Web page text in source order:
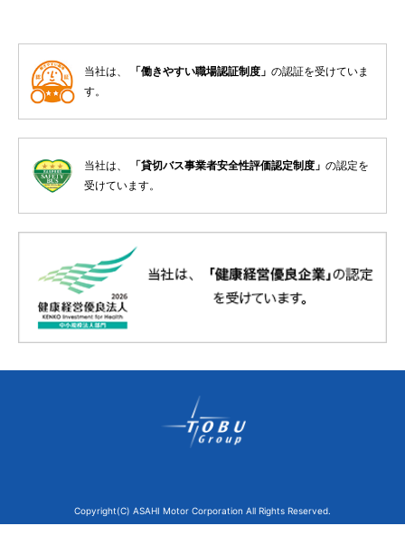
当社は、 「働きやすい職場認証制度」 の認証を受けていま
す。
当社は、 「貸切バス事業者安全性評価認定制度」 の認定を
受けています。
Copyright(C) ASAHI Motor Corporation All Rights Reserved.